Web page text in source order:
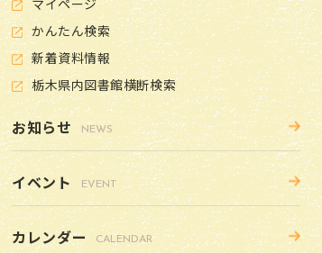
マイページ
かんたん検索
新着資料情報
栃木県内図書館横断検索
お知らせ NEWS
イベント EVENT
カレンダー CALENDAR